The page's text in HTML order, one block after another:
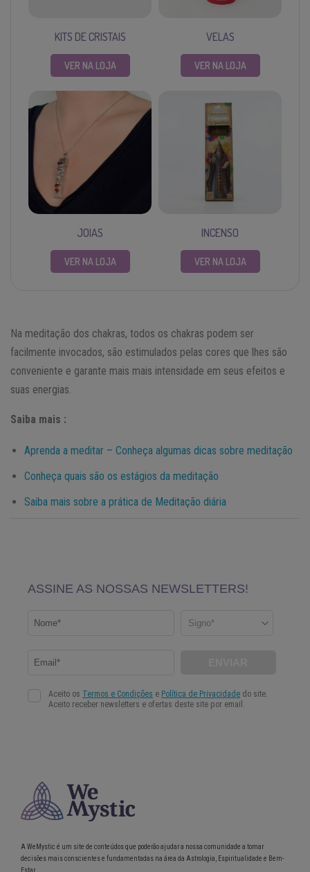
KITS DE CRISTAIS
VER NA LOJA
VELAS
VER NA LOJA
JOIAS
VER NA LOJA
INCENSO
VER NA LOJA
Na meditação dos chakras, todos os chakras podem ser
facilmente invocados, são estimulados pelas cores que lhes são
conveniente e garante mais mais intensidade em seus efeitos e
suas energias.
Saiba mais :
Aprenda a meditar – Conheça algumas dicas sobre meditação
Conheça quais são os estágios da meditação
Saiba mais sobre a prática de Meditação diária
A WeMystic é um site de conteúdos que poderão ajudar a nossa comunidade a tomar
decisões mais conscientes e fundamentadas na área da Astrologia, Espiritualidade e Bem-